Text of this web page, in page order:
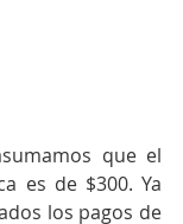
que el
es de $300. Ya
los pagos de